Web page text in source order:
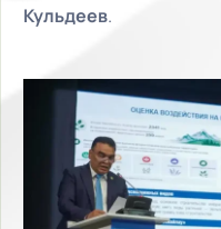
Кульдеев.